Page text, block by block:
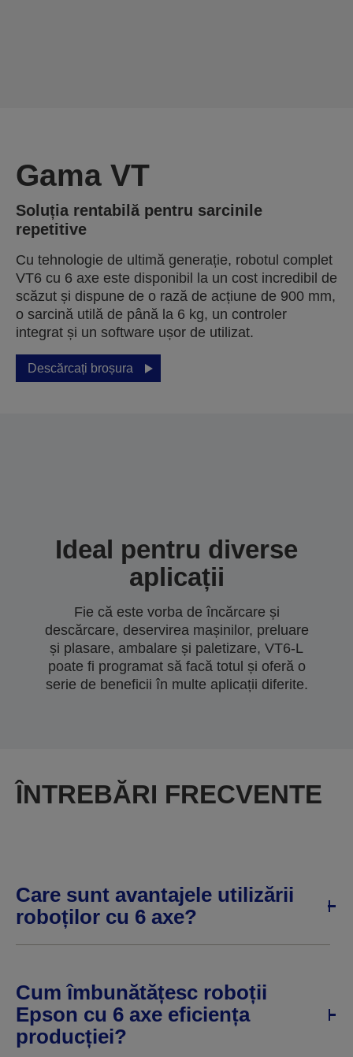
Gama VT
Soluția rentabilă pentru sarcinile
repetitive
Cu tehnologie de ultimă generație, robotul complet
VT6 cu 6 axe este disponibil la un cost incredibil de
scăzut și dispune de o rază de acțiune de 900 mm,
o sarcină utilă de până la 6 kg, un controler
integrat și un software ușor de utilizat.
Descărcați broșura
Ideal pentru diverse
aplicații
Fie că este vorba de încărcare și
descărcare, deservirea mașinilor, preluare
și plasare, ambalare și paletizare, VT6-L
poate fi programat să facă totul și oferă o
serie de beneficii în multe aplicații diferite.
ÎNTREBĂRI FRECVENTE
Care sunt avantajele utilizării
roboților cu 6 axe?
Cum îmbunătățesc roboții
Epson cu 6 axe eficiența
producției?